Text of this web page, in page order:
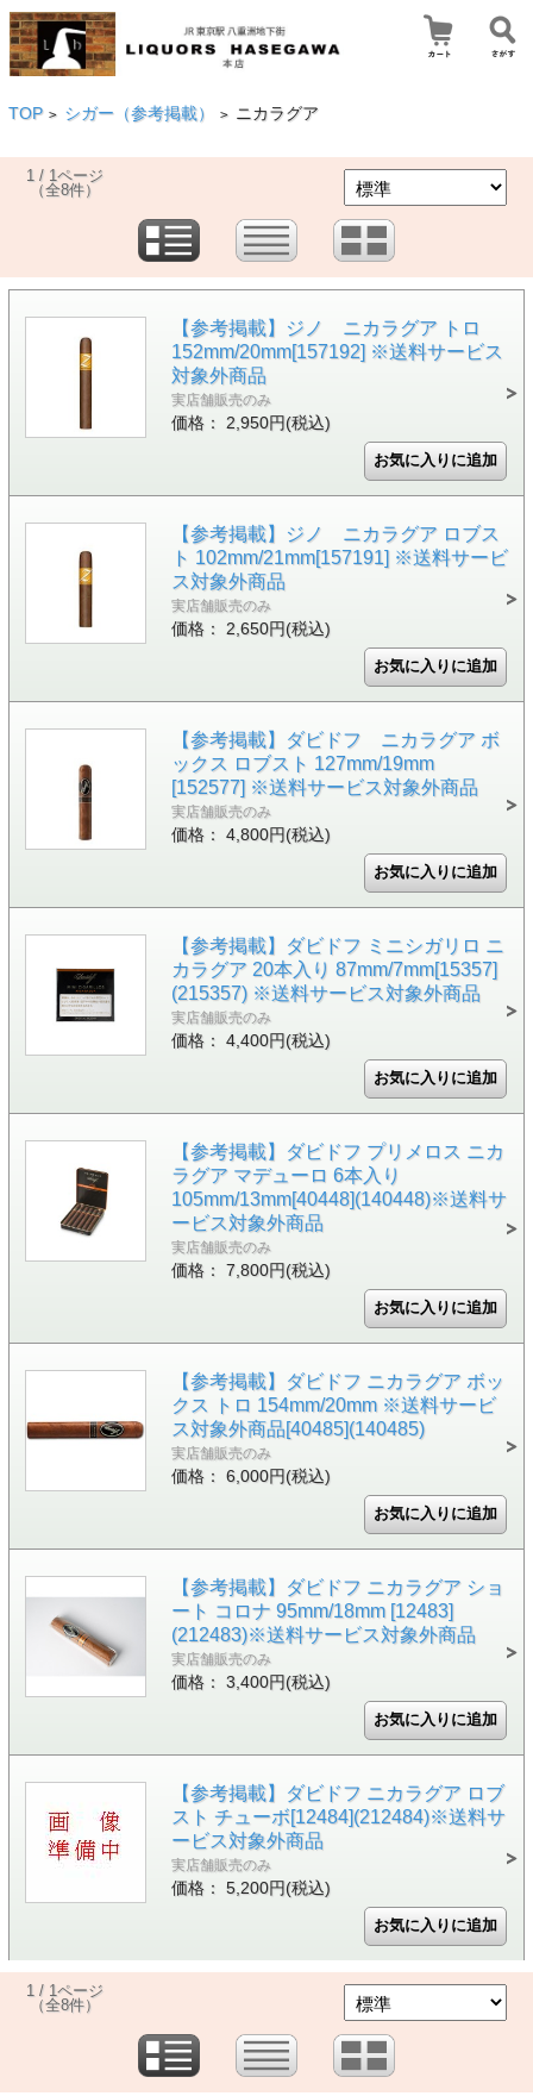
TOP > シガー（参考掲載） > ニカラグア
1 / 1ページ
（全8件）
【参考掲載】ジノ ニカラグア トロ
152mm/20mm[157192] ※送料サービス
対象外商品
実店舗販売のみ
価格： 2,950円(税込)
【参考掲載】ジノ ニカラグア ロブス
ト 102mm/21mm[157191] ※送料サービ
ス対象外商品
実店舗販売のみ
価格： 2,650円(税込)
【参考掲載】ダビドフ ニカラグア ボ
ックス ロブスト 127mm/19mm
[152577] ※送料サービス対象外商品
実店舗販売のみ
価格： 4,800円(税込)
【参考掲載】ダビドフ ミニシガリロ ニ
カラグア 20本入り 87mm/7mm[15357]
(215357) ※送料サービス対象外商品
実店舗販売のみ
価格： 4,400円(税込)
【参考掲載】ダビドフ プリメロス ニカ
ラグア マデューロ 6本入り
105mm/13mm[40448](140448)※送料サ
ービス対象外商品
実店舗販売のみ
価格： 7,800円(税込)
【参考掲載】ダビドフ ニカラグア ボッ
クス トロ 154mm/20mm ※送料サービ
ス対象外商品[40485](140485)
実店舗販売のみ
価格： 6,000円(税込)
【参考掲載】ダビドフ ニカラグア ショ
ート コロナ 95mm/18mm [12483]
(212483)※送料サービス対象外商品
実店舗販売のみ
価格： 3,400円(税込)
【参考掲載】ダビドフ ニカラグア ロブ
スト チューボ[12484](212484)※送料サ
ービス対象外商品
実店舗販売のみ
価格： 5,200円(税込)
1 / 1ページ
（全8件）